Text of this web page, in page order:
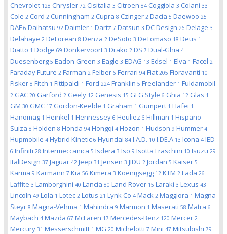
Chevrolet 128 Chrysler 72 Cisitalia 3 Citroen 84 Coggiola 3 Colani 33
Cole 2 Cord 2 Cunningham 2 Cupra 8 Czinger 2 Dacia 5 Daewoo 25
DAF 6 Daihatsu 92 Daimler 1 Dartz 7 Datsun 3 DC Design 26 Delage 3
Delahaye 2 DeLorean 8 Denza 2 DeSoto 3 DeTomaso 18 Deus 1
Diatto 1 Dodge 69 Donkervoort 3 Drako 2 DS 7 Dual-Ghia 4
Duesenberg 5 Eadon Green 3 Eagle 3 EDAG 13 Edsel 1 Elva 1 Facel 2
Faraday Future 2 Farman 2 Felber 6 Ferrari 94 Fiat 205 Fioravanti 10
Fisker 8 Fitch 1 Fittipaldi 1 Ford 224 Franklin 5 Freelander 1 Fuldamobil
2 GAC 20 Garford 2 Geely 12 Genesis 15 GFG Style 6 Ghia 12 Glas 1
GM 30 GMC 17 Gordon-Keeble 1 Graham 1 Gumpert 1 Hafei 1
Hanomag 1 Heinkel 1 Hennessey 6 Heuliez 6 Hillman 1 Hispano
Suiza 8 Holden 8 Honda 94 Hongqi 4 Hozon 1 Hudson 9 Hummer 4
Hupmobile 4 Hybrid Kinetic 6 Hyundai 84 I.A.D. 10 I.DE.A 13 Icona 4 IED
6 Infiniti 28 Intermeccanica 5 Isdera 3 Iso 9 Isotta Fraschini 10 Isuzu 29
ItalDesign 37 Jaguar 42 Jeep 31 Jensen 3 JIDU 2 Jordan 5 Kaiser 5
Karma 9 Karmann 7 Kia 56 Kimera 3 Koenigsegg 12 KTM 2 Lada 26
Laffite 3 Lamborghini 40 Lancia 80 Land Rover 15 Laraki 3 Lexus 43
Lincoln 49 Lola 1 Lotec 2 Lotus 21 Lynk Co 4 Mack 2 Maggiora 1 Magna
Steyr 8 Magna-Vehma 1 Mahindra 9 Marmon 1 Maserati 58 Matra 6
Maybach 4 Mazda 67 McLaren 17 Mercedes-Benz 120 Mercer 2
Mercury 31 Messerschmitt 1 MG 20 Michelotti 7 Mini 47 Mitsubishi 79